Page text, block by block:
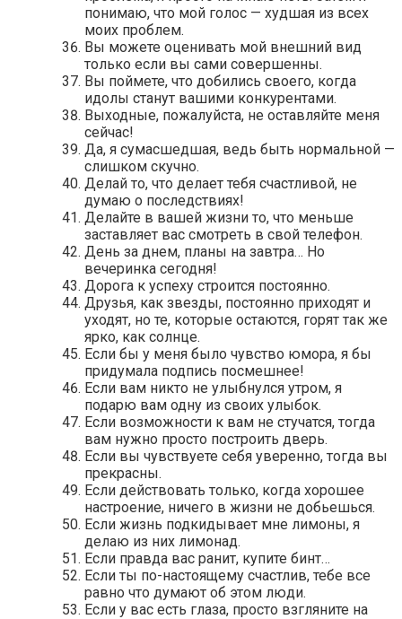
понимаю, что мой голос — худшая из всех
моих проблем.
Вы можете оценивать мой внешний вид
только если вы сами совершенны.
Вы поймете, что добились своего, когда
идолы станут вашими конкурентами.
Выходные, пожалуйста, не оставляйте меня
сейчас!
Да, я сумасшедшая, ведь быть нормальной —
слишком скучно.
Делай то, что делает тебя счастливой, не
думаю о последствиях!
Делайте в вашей жизни то, что меньше
заставляет вас смотреть в свой телефон.
День за днем, планы на завтра… Но
вечеринка сегодня!
Дорога к успеху строится постоянно.
Друзья, как звезды, постоянно приходят и
уходят, но те, которые остаются, горят так же
ярко, как солнце.
Если бы у меня было чувство юмора, я бы
придумала подпись посмешнее!
Если вам никто не улыбнулся утром, я
подарю вам одну из своих улыбок.
Если возможности к вам не стучатся, тогда
вам нужно просто построить дверь.
Если вы чувствуете себя уверенно, тогда вы
прекрасны.
Если действовать только, когда хорошее
настроение, ничего в жизни не добьешься.
Если жизнь подкидывает мне лимоны, я
делаю из них лимонад.
Если правда вас ранит, купите бинт…
Если ты по-настоящему счастлив, тебе все
равно что думают об этом люди.
Если у вас есть глаза, просто взгляните на